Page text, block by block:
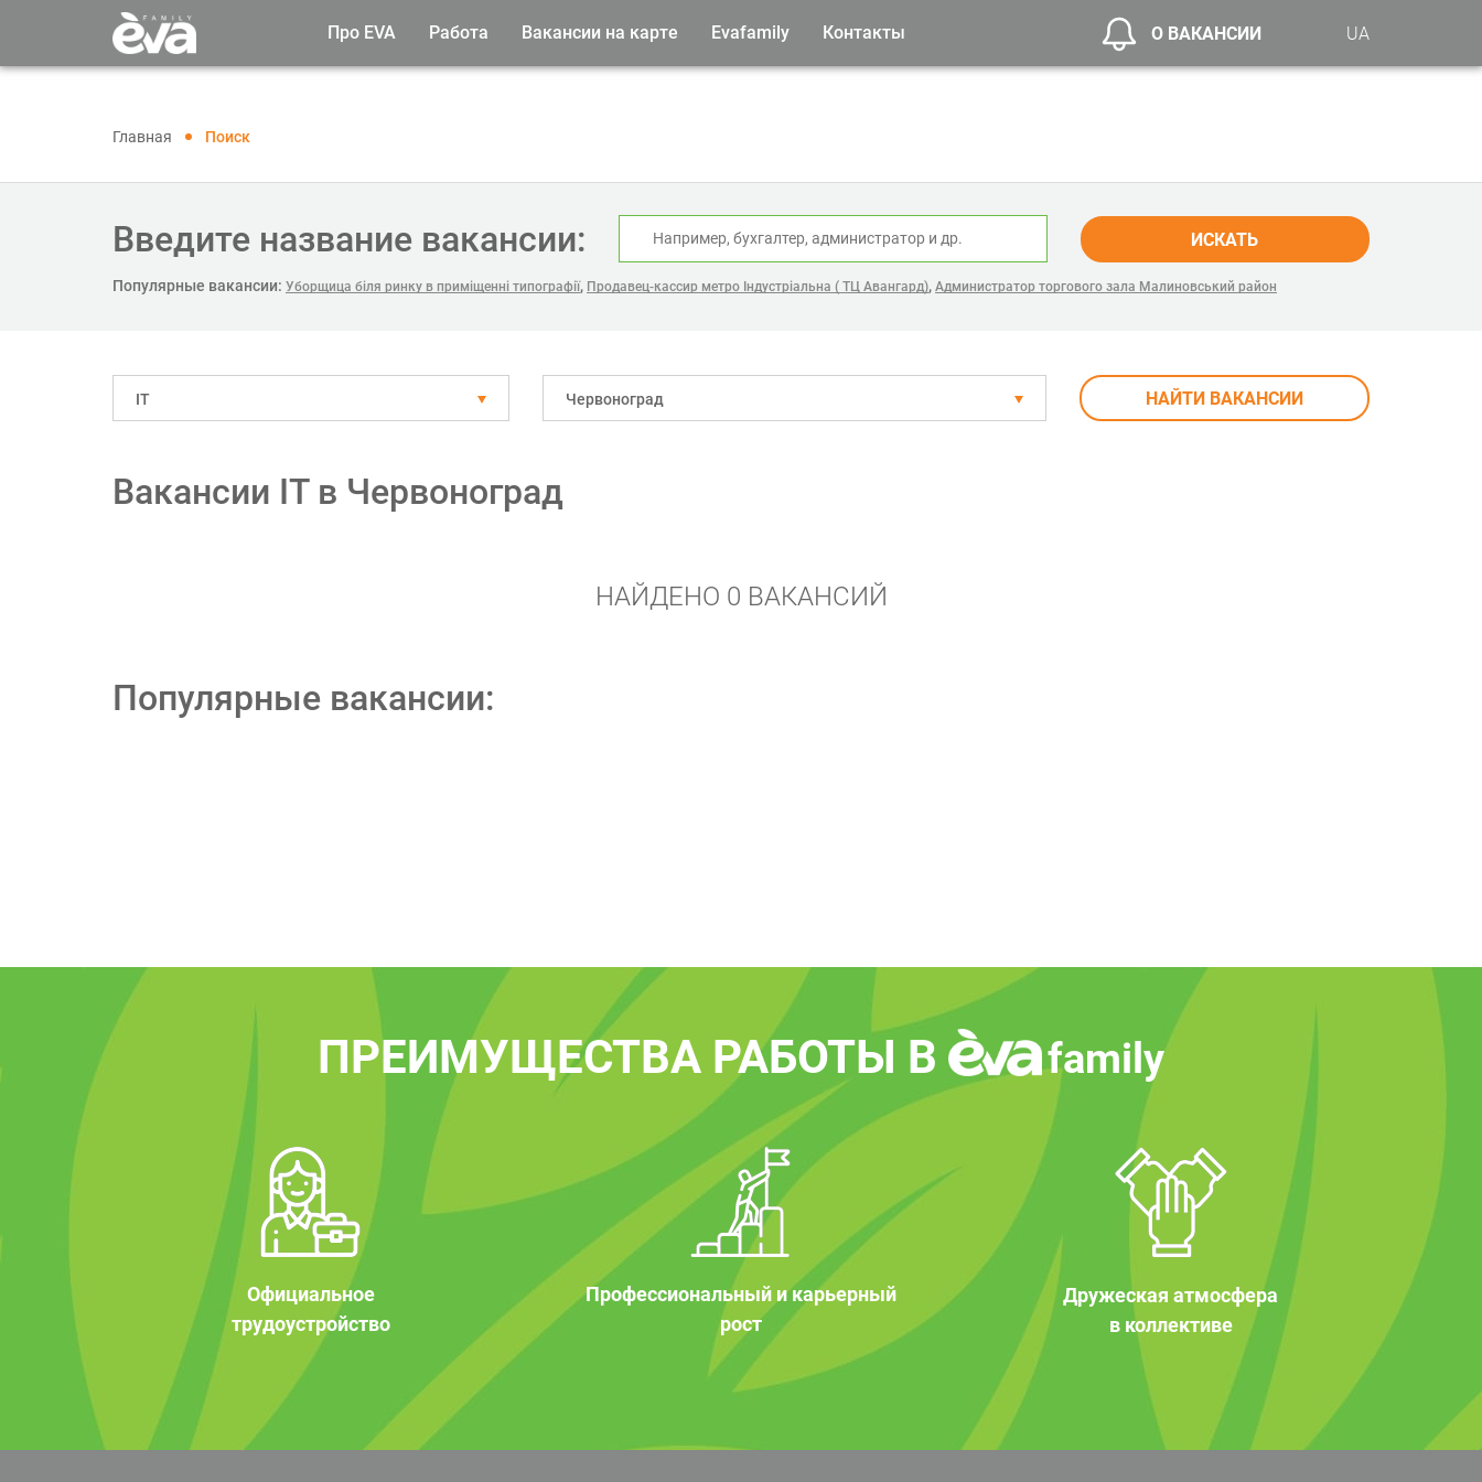
Про EVA Работа Вакансии на карте Evafamily Контакты О ВАКАНСИИ UA
Главная Поиск
Введите название вакансии: ИСКАТЬ
Популярные вакансии: Уборщица біля ринку в приміщенні типографії, Продавец-кассир метро Індустріальна ( ТЦ Авангард), Администратор торгового зала Малиновський район
IT Червоноград НАЙТИ ВАКАНСИИ
Вакансии IT в Червоноград
НАЙДЕНО 0 ВАКАНСИЙ
Популярные вакансии:
ПРЕИМУЩЕСТВА РАБОТЫ В family
Официальное
трудоустройство
Профессиональный и карьерный
рост
Дружеская атмосфера
в коллективе